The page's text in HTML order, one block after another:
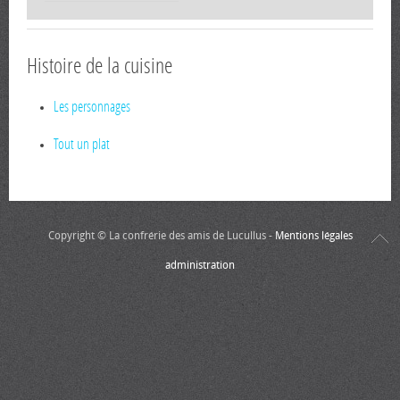
Histoire de la cuisine
Les personnages
Tout un plat
Copyright © La confrérie des amis de Lucullus - Mentions légales
administration